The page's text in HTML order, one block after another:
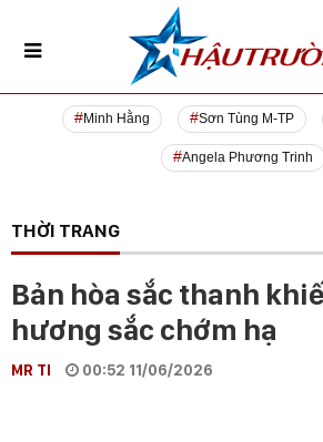
Minh Hằng Sơn Tùng M-TP
Angela Phương Trinh
THỜI TRANG
Bản hòa sắc thanh
hương sắc chớm hạ
MR TI 00:52 11/06/2026